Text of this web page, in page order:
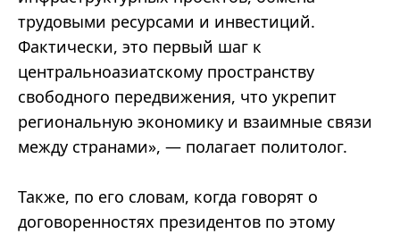
трудовыми ресурсами и инвестиций.
Фактически, это первый шаг к
центральноазиатскому пространству
свободного передвижения, что укрепит
региональную экономику и взаимные связи
между странами», — полагает политолог.
Также, по его словам, когда говорят о
договоренностях президентов по этому